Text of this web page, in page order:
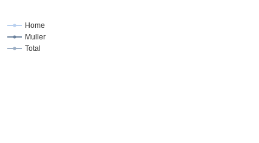
Home
Muller
Total